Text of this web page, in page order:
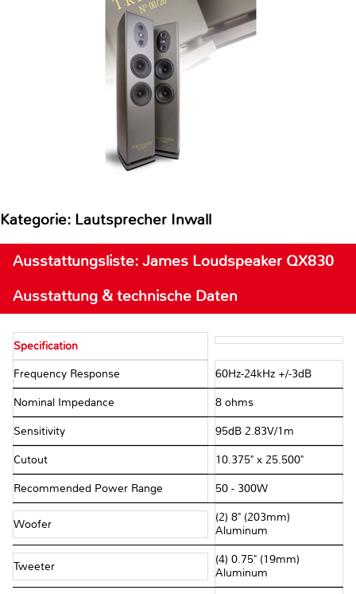
Kategorie: Lautsprecher Inwall
Ausstattungsliste: James Loudspeaker QX830
Ausstattung & technische Daten
Specification
Frequency Response 60Hz-24kHz +/-3dB
Nominal Impedance 8 ohms
Sensitivity 95dB 2.83V/1m
Cutout 10.375" x 25.500"
Recommended Power Range 50 - 300W
Woofer
(2) 8" (203mm)
Aluminum
Tweeter
(4) 0.75" (19mm)
Aluminum